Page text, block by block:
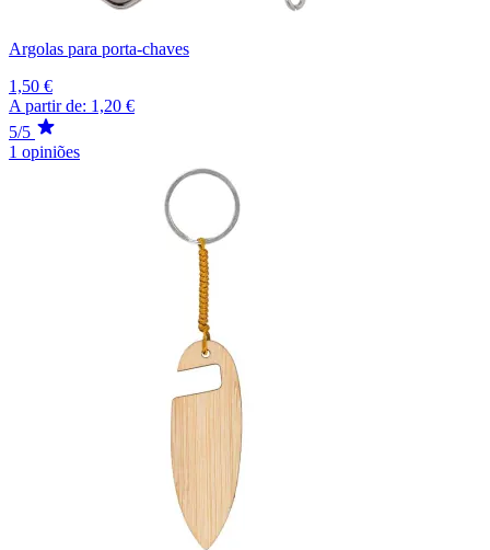
Argolas para porta-chaves
1,50 €
A partir de: 1,20 €
5/5
1 opiniões